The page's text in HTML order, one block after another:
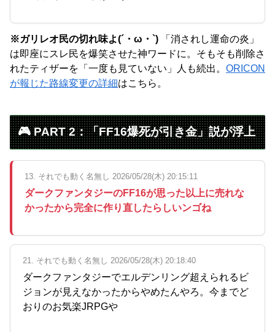
※ガリレオ民の切れ味よ(´・ω・`) 「消されし運命の炎」
は即座にスレ民を爆笑させた神ワードに。そもそも削除さ
れたティザーを「一度も見ていない」人も続出。 ORICON
が報じた路線変更の詳細はこちら。
🎮 PART 2：「FF16爆死が引き金」説が浮上
13. それでも動く名無し 2026/05/28(木) 20:15:11
ダークファンタジーのFF16が思った以上に売れな
かったから完全に作り直したらしいンゴね
21. それでも動く名無し 2026/05/28(木) 20:18:40
ダークファンタジーでエルデンリング超えられるビ
ジョンが見えなかったからやめたんやろ。今までど
おりのお気楽JRPGや